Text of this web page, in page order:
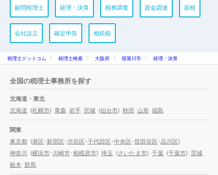
顧問税理士 経理・決算 税務調査 資金調達 節税
会社設立 確定申告 相続税
税理士ドットコム 税理士検索 大阪府 寝屋川市 経理・決算
全国の税理士事務所を探す
北海道・東北
北海道 (札幌市) 青森 岩手 宮城 (仙台市) 秋田 山形 福島
関東
東京都 (港区・新宿区・渋谷区・千代田区・中央区・世田谷区・品川区)
神奈川 (横浜市・川崎市・相模原市) 埼玉 (さいたま市) 千葉 (千葉市) 茨城
栃木 群馬